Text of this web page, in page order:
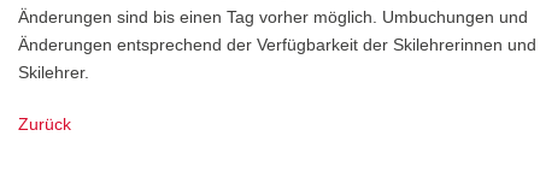
Änderungen sind bis einen Tag vorher möglich. Umbuchungen und
Änderungen entsprechend der Verfügbarkeit der Skilehrerinnen und
Skilehrer.
Zurück